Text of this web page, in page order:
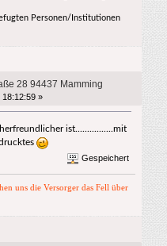
Personen/Institutionen
28 94437 Mamming
18:12:59 »
ist................mit
Gespeichert
uns die Versorger das Fell über